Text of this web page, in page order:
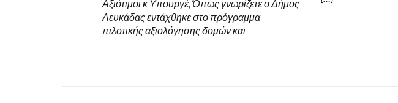
Αξιότιμοι κ Υπουργέ, Όπως γνωρίζετε ο Δήμος
Λευκάδας εντάχθηκε στο πρόγραμμα
πιλοτικής αξιολόγησης δομών και